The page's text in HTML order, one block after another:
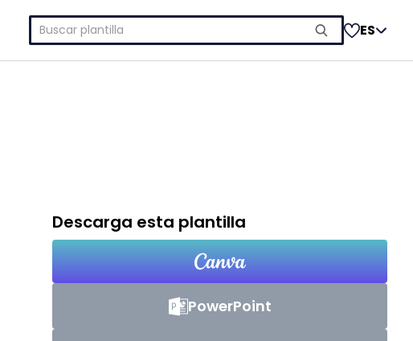
Buscar: ES
Descarga esta plantilla
PowerPoint